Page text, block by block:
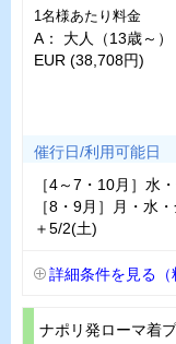
1名様あたり料金
A： 大人（13歳～
EUR (38,708円)
催行日/利用可能日
［4～7・10月］水
［8・9月］月・水
＋5/2(土)
詳細条件を見る（
ナポリ発ローマ着